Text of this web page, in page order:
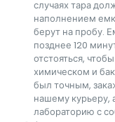
случаях тара
наполнением
берут на пробу.
позднее 120
отстояться,
химическом и
был точным,
нашему курьеру,
лабораторию с